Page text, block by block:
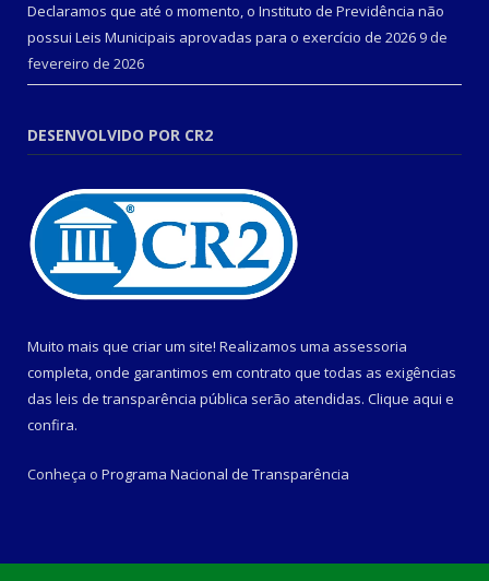
Declaramos que até o momento, o Instituto de Previdência não
possui Leis Municipais aprovadas para o exercício de 2026 9 de
fevereiro de 2026
DESENVOLVIDO POR CR2
Muito mais que criar um site! Realizamos uma assessoria
completa, onde garantimos em contrato que todas as exigências
das leis de transparência pública serão atendidas. Clique aqui e
confira.
Conheça o Programa Nacional de Transparência